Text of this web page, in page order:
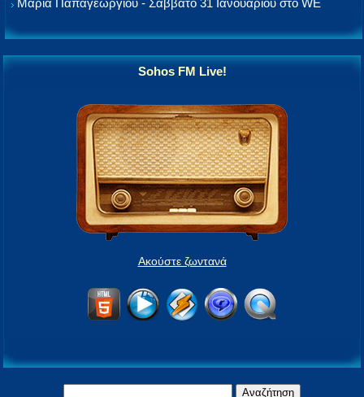
Μαρία Παπαγεωργίου - Σάββατο 31 Ιανουαρίου στο WE
Sohos FM Live!
Ακούστε ζωντανά